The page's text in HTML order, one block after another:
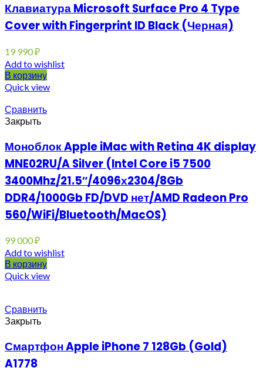
Клавиатура Microsoft Surface Pro 4 Type
Cover with Fingerprint ID Black (Черная)
19 990₽
Add to wishlist
В корзину
Quick view
Сравнить
Закрыть
Моноблок Apple iMac with Retina 4K display
MNE02RU/A Silver (Intel Core i5 7500
3400Mhz/21.5″/4096х2304/8Gb
DDR4/1000Gb FD/DVD нет/AMD Radeon Pro
560/WiFi/Bluetooth/MacOS)
99 000₽
Add to wishlist
В корзину
Quick view
Сравнить
Закрыть
Смартфон Apple iPhone 7 128Gb (Gold)
A1778